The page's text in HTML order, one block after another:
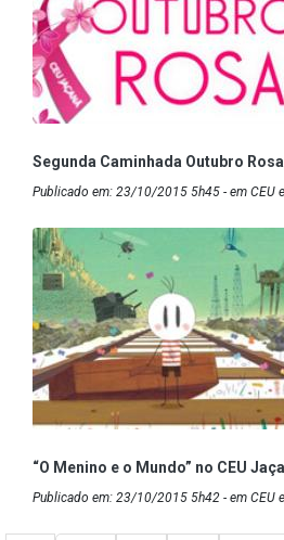
Segunda Caminhada Outubro
Publicado em: 23/10/2015 5h45 - em CEU
“O Menino e o Mundo” no CEU
Publicado em: 23/10/2015 5h42 - em CEU